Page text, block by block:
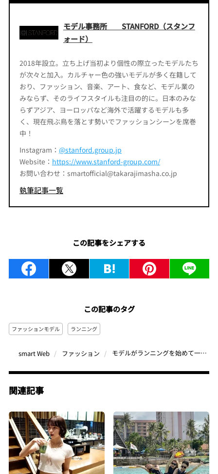
モデル事務所 STANFORD（スタンフ
ォード）
2018年設立。立ち上げ当初より個性の際立ったモデルたち
が次々と加入。カルチャー色の強いモデルが多く在籍して
おり、ファッション、音楽、アート、食など、モデル業の
みならず、そのライフスタイルも注目の的に。日本のみな
らずアジア、ヨーロッパなど海外で活躍するモデルも多
く、現在飛ぶ鳥を落とす勢いでファッションシーンを席巻
中！
Instagram： @stanford.group.jp
Website： https://www.stanford-group.com/
お問い合わせ：smartofficial@takarajimasha.co.jp
執筆記事一覧
この記事をシェアする
この記事のタグ
ファッションモデル ランニング
smart Web ファッション モデルがランニングを始めて一年で感じた変化とは？ トレランで「日本全国の山を制覇したい」下岡賢汰の挑戦
関連記事